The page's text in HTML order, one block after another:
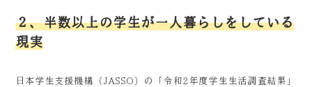
２、半数以上の学生が一人暮らしをしている
現実
日本学生支援機構（JASSO）の「令和2年度学生生活調査結果」